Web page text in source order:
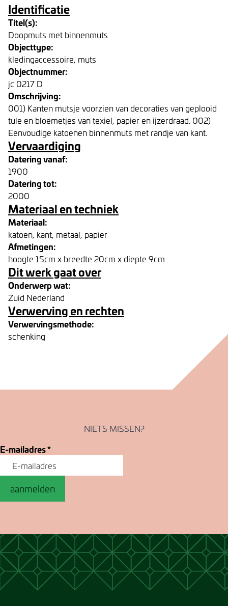
Identificatie
Titel(s):
Doopmuts met binnenmuts
Objecttype:
kledingaccessoire, muts
Objectnummer:
jc 0217 D
Omschrijving:
001) Kanten mutsje voorzien van decoraties van geplooid
tule en bloemetjes van texiel, papier en ijzerdraad. 002)
Eenvoudige katoenen binnenmuts met randje van kant.
Vervaardiging
Datering vanaf:
1900
Datering tot:
2000
Materiaal en techniek
Materiaal:
katoen, kant, metaal, papier
Afmetingen:
hoogte 15cm x breedte 20cm x diepte 9cm
Dit werk gaat over
Onderwerp wat:
Zuid Nederland
Verwerving en rechten
Verwervingsmethode:
schenking
NIETS MISSEN?
E-mailadres*
aanmelden